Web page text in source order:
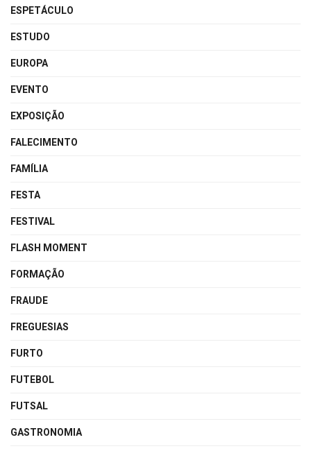
ESPETÁCULO
ESTUDO
EUROPA
EVENTO
EXPOSIÇÃO
FALECIMENTO
FAMÍLIA
FESTA
FESTIVAL
FLASH MOMENT
FORMAÇÃO
FRAUDE
FREGUESIAS
FURTO
FUTEBOL
FUTSAL
GASTRONOMIA